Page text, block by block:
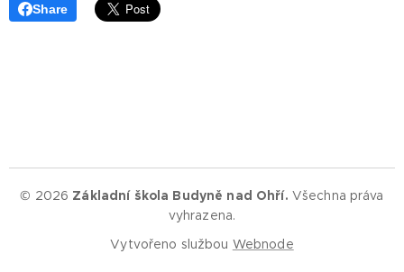
Share
© 2026 Základní škola Budyně nad Ohří. Všechna práva
vyhrazena.
Vytvořeno službou Webnode